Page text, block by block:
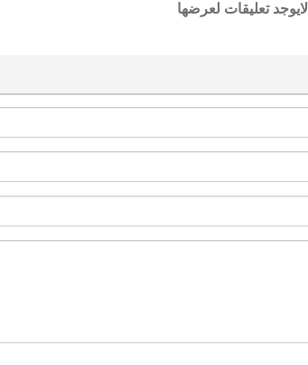
لايوجد تعليقات لعرضها